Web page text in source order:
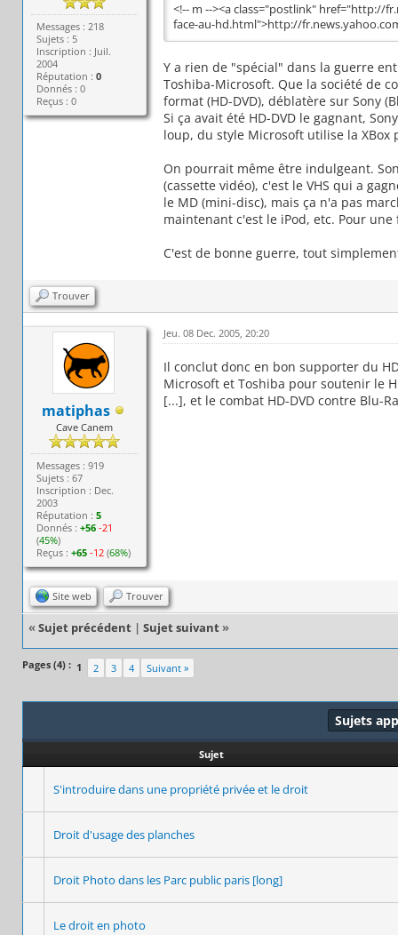
Messages : 218
Sujets : 5
Inscription : Juil.
2004
Réputation :0
Donnés : 0
Reçus : 0
<!-- m --><a class="postlink" href="http://
face-au-hd.html">http://
Y a rien de "spécial" dans la guerre
Toshiba-Microsoft. Que la société de
format (HD-DVD), déblatère sur Sony
Si ça avait été HD-DVD le gagnant,
loup, du style Microsoft utilise la
On pourrait même être indulgeant.
(cassette vidéo), c'est le VHS qui a
le MD (mini-disc), mais ça n'a pas
maintenant c'est le iPod, etc. Pour
C'est de bonne guerre, tout
Trouver
matiphas
Cave Canem
Messages : 919
Sujets : 67
Inscription : Dec.
2003
Réputation :5
Donnés :+56 -21
(45%)
Reçus :+65 -12 (68%)
Jeu. 08 Dec. 2005, 20:20
Il conclut donc en bon supporter du
Microsoft et Toshiba pour soutenir le
[...], et le combat HD-DVD contre Blu-
Site web Trouver
« Sujet précédent | Sujet suivant »
Pages (4) : 1 2 3 4 Suivant »
Sujets
Sujet
S'introduire dans une propriété privée et le droit
Droit d'usage des planches
Droit Photo dans les Parc public paris [long]
Le droit en photo